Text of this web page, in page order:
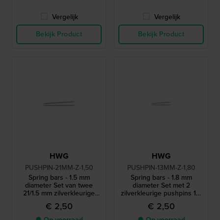
Vergelijk
Bekijk Product
Vergelijk
Bekijk Product
HWG
PUSHPIN-21MM-Z-1,50
Spring bars - 1.5 mm
diameter Set van twee
21/1.5 mm zilverkleurige
pushpins
€ 2,50
HWG
PUSHPIN-13MM-Z-1,80
Spring bars - 1.8 mm
diameter Set met 2
zilverkleurige pushpins 13-
1.8 mm
€ 2,50